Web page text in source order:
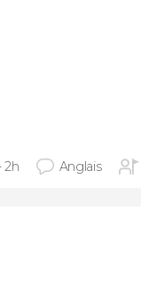
2h Anglais